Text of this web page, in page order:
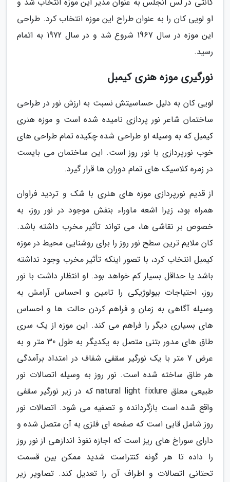
او لویی کان را به عنوان طراح این موزه انتخاب کرد. طراحی
این موزه در سال 1967 شروع شد و در سال 1972 به اتمام
رسید.
نورگیری موزه هنری کیمبل
لویی کان به دلیل حساسیتش نسبت به ارزش نور در طراحی
ساختمان شاعر نور پردازی نامیده شده است و موزه هنری
کیمبل که به وسیله او طراحی شده چکیده تمام طراحی های
خوب نورپردازی با نور روز است. این ساختمان می بایست
در زمره کلاسیک های تمام دوران ها قرار گیرد.
از قدیم نورپردازی موزه های هنری با شک و تردید فراوان
همراه بود، زیرا اشعه ماوراء بنفش موجود در نور روز، به
خصوص بر نقاشی ها، می تواند تأثیر مخرب داشته باشد.
کان ملایم ترین سطح نور روز را برای روشنایی محیط در موزه
کیمبل انتخاب کرد، با تصور اینکه تأثیر مخرب وجود نداشته
باشد یا حداقل بسیار کم خواهد بود. او انتظار داشت با نور
روز، احتیاجات بیولوژیکی را تامین و احساس آرامش به
وسیله آگاهی به زمان و فراهم کردن حالت ها و احساس
های بسیاری دیگر را فراهم می کند. این موزه از یک سری
طاق های مدور بتنی متصل به یکدیگر به طول 30 متر و به
عرض 7 متر با یک نورگیر سقفی شفاف در امتداد برآمدگی
هر طاق ساخته شده است. نور روز به وسیله اتصالات نور
طبیعی معلق natural light fixlure که در زیر نورگیر سقفی
واقع شده است بازگردانده و تصفیه می شود. اتصالات نور
روز شامل قابی است که صفحه ای فلزی به آن متصل شده و
دارای سوراخ های ریز است که اجازه نفوذ اندازهی از نور روز
را داده تا هر گونه کنتراست شدید ممکن بین قسمت
تحتانی اتصالات و اطراف آن را تعدیل کند. تصاویر زیر